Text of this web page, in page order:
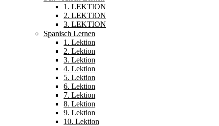
1. LEKTION
2. LEKTION
3. LEKTION
Spanisch Lernen
1. Lektion
2. Lektion
3. Lektion
4. Lektion
5. Lektion
6. Lektion
7. Lektion
8. Lektion
9. Lektion
10. Lektion